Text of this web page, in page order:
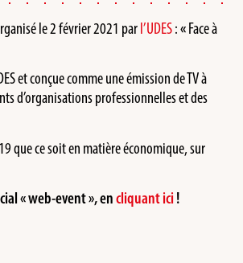
le 2 février 2021 parl’UDES:«Face à
et conçue comme une émission de TV à
d’organisations professionnelles et des
que ce soit en matière économique, sur
« web-event », encliquant ici!